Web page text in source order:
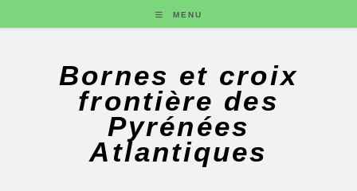
MENU
Bornes et croix
frontière des
Pyrénées
Atlantiques